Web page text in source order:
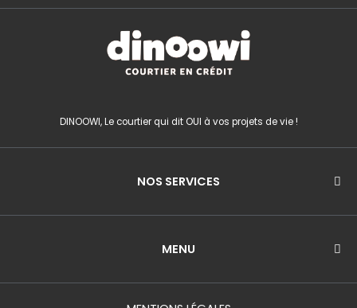
e
o
t
a
g
r
m
t
DINOOWI, Le courtier qui dit OUI à vos projets de vie !
NOS SERVICES
MENU